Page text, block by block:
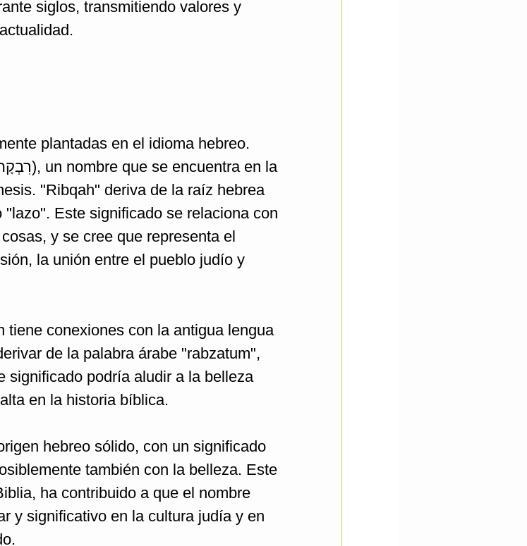
siglos, transmitiendo valores y
plantadas en el idioma hebreo.
"Ribqah" deriva de la raíz hebrea
y se cree que representa el
la unión entre el pueblo judío y
tiene conexiones con la antigua lengua
de la palabra árabe "rabzatum",
significado podría aludir a la belleza
en la historia bíblica.
hebreo sólido, con un significado
también con la belleza. Este
ha contribuido a que el nombre
y significativo en la cultura judía y en